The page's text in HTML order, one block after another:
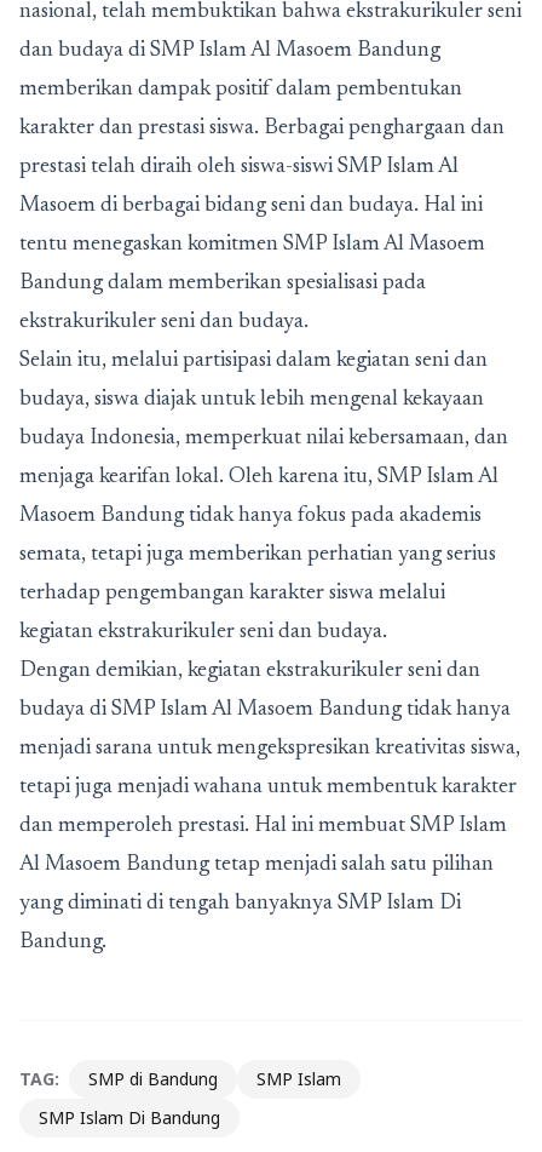
nasional, telah membuktikan bahwa ekstrakurikuler seni
dan budaya di SMP Islam Al Masoem Bandung
memberikan dampak positif dalam pembentukan
karakter dan prestasi siswa. Berbagai penghargaan dan
prestasi telah diraih oleh siswa-siswi SMP Islam Al
Masoem di berbagai bidang seni dan budaya. Hal ini
tentu menegaskan komitmen SMP Islam Al Masoem
Bandung dalam memberikan spesialisasi pada
ekstrakurikuler seni dan budaya.
Selain itu, melalui partisipasi dalam kegiatan seni dan
budaya, siswa diajak untuk lebih mengenal kekayaan
budaya Indonesia, memperkuat nilai kebersamaan, dan
menjaga kearifan lokal. Oleh karena itu, SMP Islam Al
Masoem Bandung tidak hanya fokus pada akademis
semata, tetapi juga memberikan perhatian yang serius
terhadap pengembangan karakter siswa melalui
kegiatan ekstrakurikuler seni dan budaya.
Dengan demikian, kegiatan ekstrakurikuler seni dan
budaya di SMP Islam Al Masoem Bandung tidak hanya
menjadi sarana untuk mengekspresikan kreativitas siswa,
tetapi juga menjadi wahana untuk membentuk karakter
dan memperoleh prestasi. Hal ini membuat SMP Islam
Al Masoem Bandung tetap menjadi salah satu pilihan
yang diminati di tengah banyaknya SMP Islam Di
Bandung.
TAG: SMP di Bandung
SMP Islam
SMP Islam Di Bandung